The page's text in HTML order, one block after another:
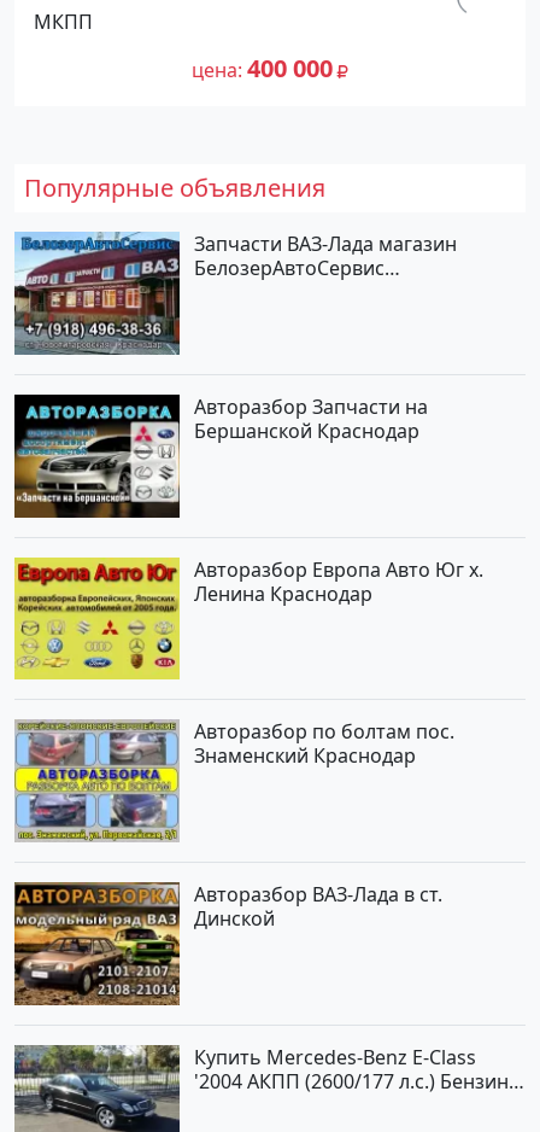
цене 400000 рублей, объявление
№27476 на сайте Авторынок23
МКПП
цена 400 000
Популярные объявления
Запчасти ВАЗ-Лада магазин
БелозерАвтоСервис
Авторазбор Запчасти на
Бершанской Краснодар
Авторазбор Европа Авто Юг х.
Ленина Краснодар
Авторазбор по болтам пос.
Знаменский Краснодар
Авторазбор ВАЗ-Лада в ст.
Динской
Купить Mercedes-Benz E-Class
'2004 АКПП (2600/177 л.с.) Бензин